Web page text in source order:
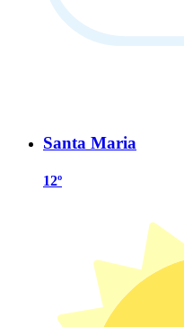
Santa Maria
12º